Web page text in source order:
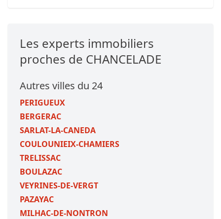
Les experts immobiliers
proches de CHANCELADE
Autres villes du 24
PERIGUEUX
BERGERAC
SARLAT-LA-CANEDA
COULOUNIEIX-CHAMIERS
TRELISSAC
BOULAZAC
VEYRINES-DE-VERGT
PAZAYAC
MILHAC-DE-NONTRON